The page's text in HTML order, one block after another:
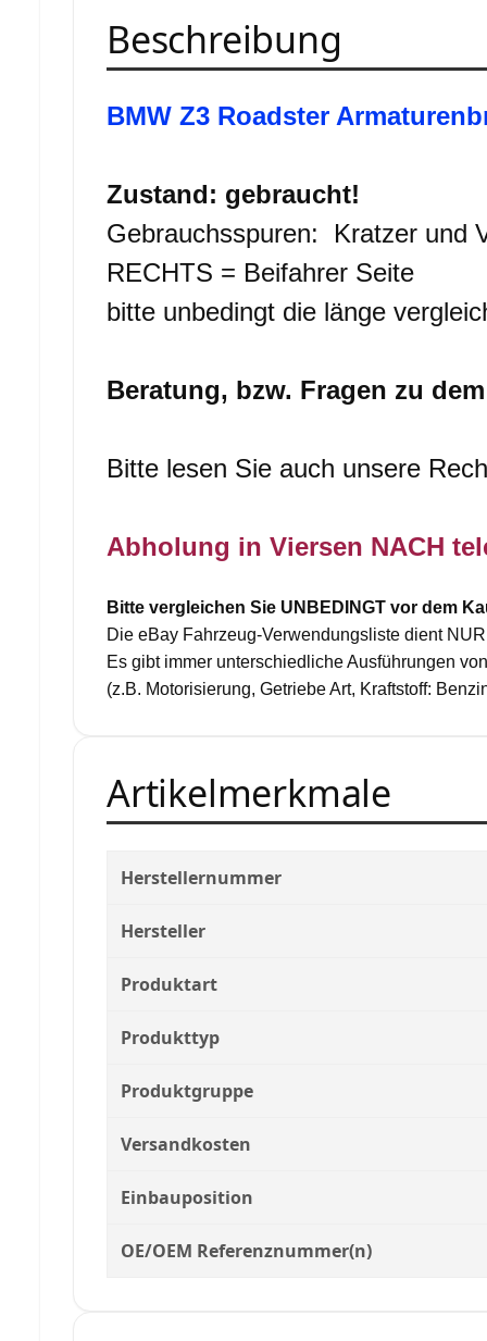
Beschreibung
BMW Z3 Roadster
Zustand: gebraucht!
Gebrauchsspuren: Kratzer und
RECHTS = Beifahrer Seite
bitte unbedingt die länge
Beratung, bzw. Fragen zu
Bitte lesen Sie auch unsere
Abholung in Viersen NACH
Bitte vergleichen Sie UNBEDINGT vor dem
Die eBay Fahrzeug-Verwendungsliste dient
Es gibt immer unterschiedliche Ausführungen
(z.B. Motorisierung, Getriebe Art, Kraftstoff:
Artikelmerkmale
Herstellernummer
Hersteller
Produktart
Produkttyp
Produktgruppe
Versandkosten
Einbauposition
OE/OEM Referenznummer(n)